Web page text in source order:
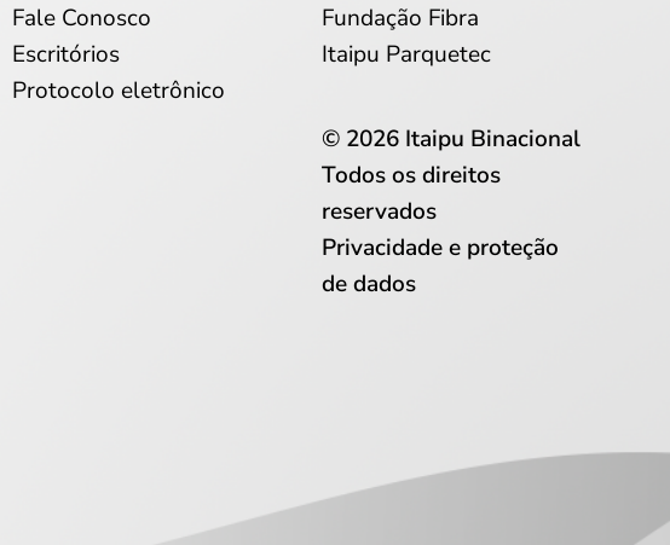
Fale Conosco
Escritórios
Protocolo eletrônico
Fundação Fibra
Itaipu Parquetec
© 2026 Itaipu Binacional
Todos os direitos
reservados
Privacidade e proteção
de dados